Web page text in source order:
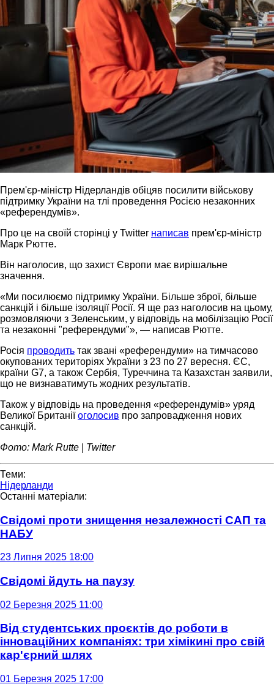
Прем'єр-міністр Нідерландів обіцяв посилити військову
підтримку України на тлі проведення Росією незаконних
«референдумів».
Про це на своїй сторінці у Twitter написав прем'єр-міністр
Марк Рютте.
Він наголосив, що захист Європи має вирішальне
значення.
«Ми посилюємо підтримку України. Більше зброї, більше
санкцій і більше ізоляції Росії. Я ще раз наголосив на цьому,
розмовляючи з Зеленським, у відповідь на мобілізацію Росії
та незаконні "референдуми"», — написав Рютте.
Росія проводить так звані «референдуми» на тимчасово
окупованих територіях України з 23 по 27 вересня. ЄС,
країни G7, а також Сербія, Туреччина та Казахстан заявили,
що не визнаватимуть жодних результатів.
Також у відповідь на проведення «референдумів» уряд
Великої Британіїоголосив про запровадження нових
санкцій.
Фото: Mark Rutte | Twitter
Теми:
Нідерланди
Останні матеріали:
Свідомі проти знищення незалежності САП та
НАБУ
23 Липня 2025 18:00
Свідомі йдуть на паузу
02 Березня 2025 11:00
Від студентських проєктів до роботи в
інноваційних компаніях: три хімікині про свій
кар'єрний шлях
01 Березня 2025 17:00